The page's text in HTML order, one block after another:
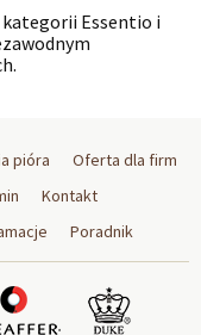
Essentio i
pióra
Oferta dla firm
Kontakt
Poradnik